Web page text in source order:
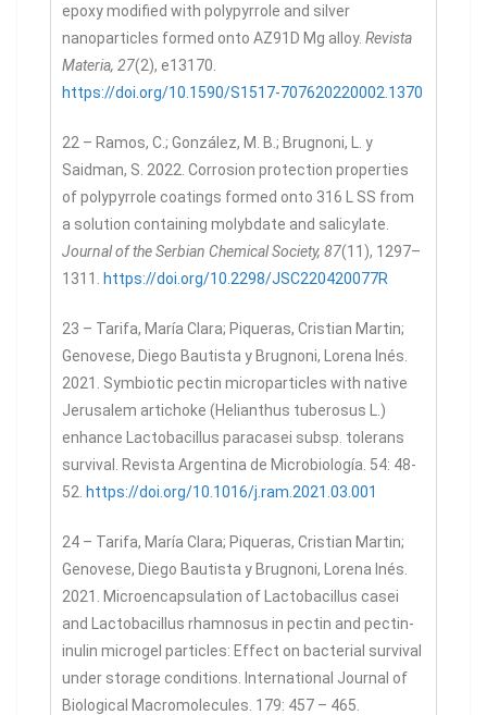
epoxy modified with polypyrrole and silver
nanoparticles formed onto AZ91D Mg alloy. Revista
Materia, 27(2), e13170.
https://doi.org/10.1590/S1517-707620220002.1370
22 – Ramos, C.; González, M. B.; Brugnoni, L. y
Saidman, S. 2022. Corrosion protection properties
of polypyrrole coatings formed onto 316 L SS from
a solution containing molybdate and salicylate.
Journal of the Serbian Chemical Society, 87(11), 1297–
1311.
https://doi.org/10.2298/JSC220420077R
23 – Tarifa, María Clara; Piqueras, Cristian Martin;
Genovese, Diego Bautista y Brugnoni, Lorena Inés.
2021. Symbiotic pectin microparticles with native
Jerusalem artichoke (Helianthus tuberosus L.)
enhance Lactobacillus paracasei subsp. tolerans
survival. Revista Argentina de Microbiología. 54: 48-
52. https://doi.org/10.1016/j.ram.2021.03.001
24 – Tarifa, María Clara; Piqueras, Cristian Martin;
Genovese, Diego Bautista y Brugnoni, Lorena Inés.
2021. Microencapsulation of Lactobacillus casei
and Lactobacillus rhamnosus in pectin and pectin-
inulin microgel particles: Effect on bacterial survival
under storage conditions. International Journal of
Biological Macromolecules. 179: 457 – 465.